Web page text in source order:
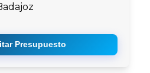
Presupuesto